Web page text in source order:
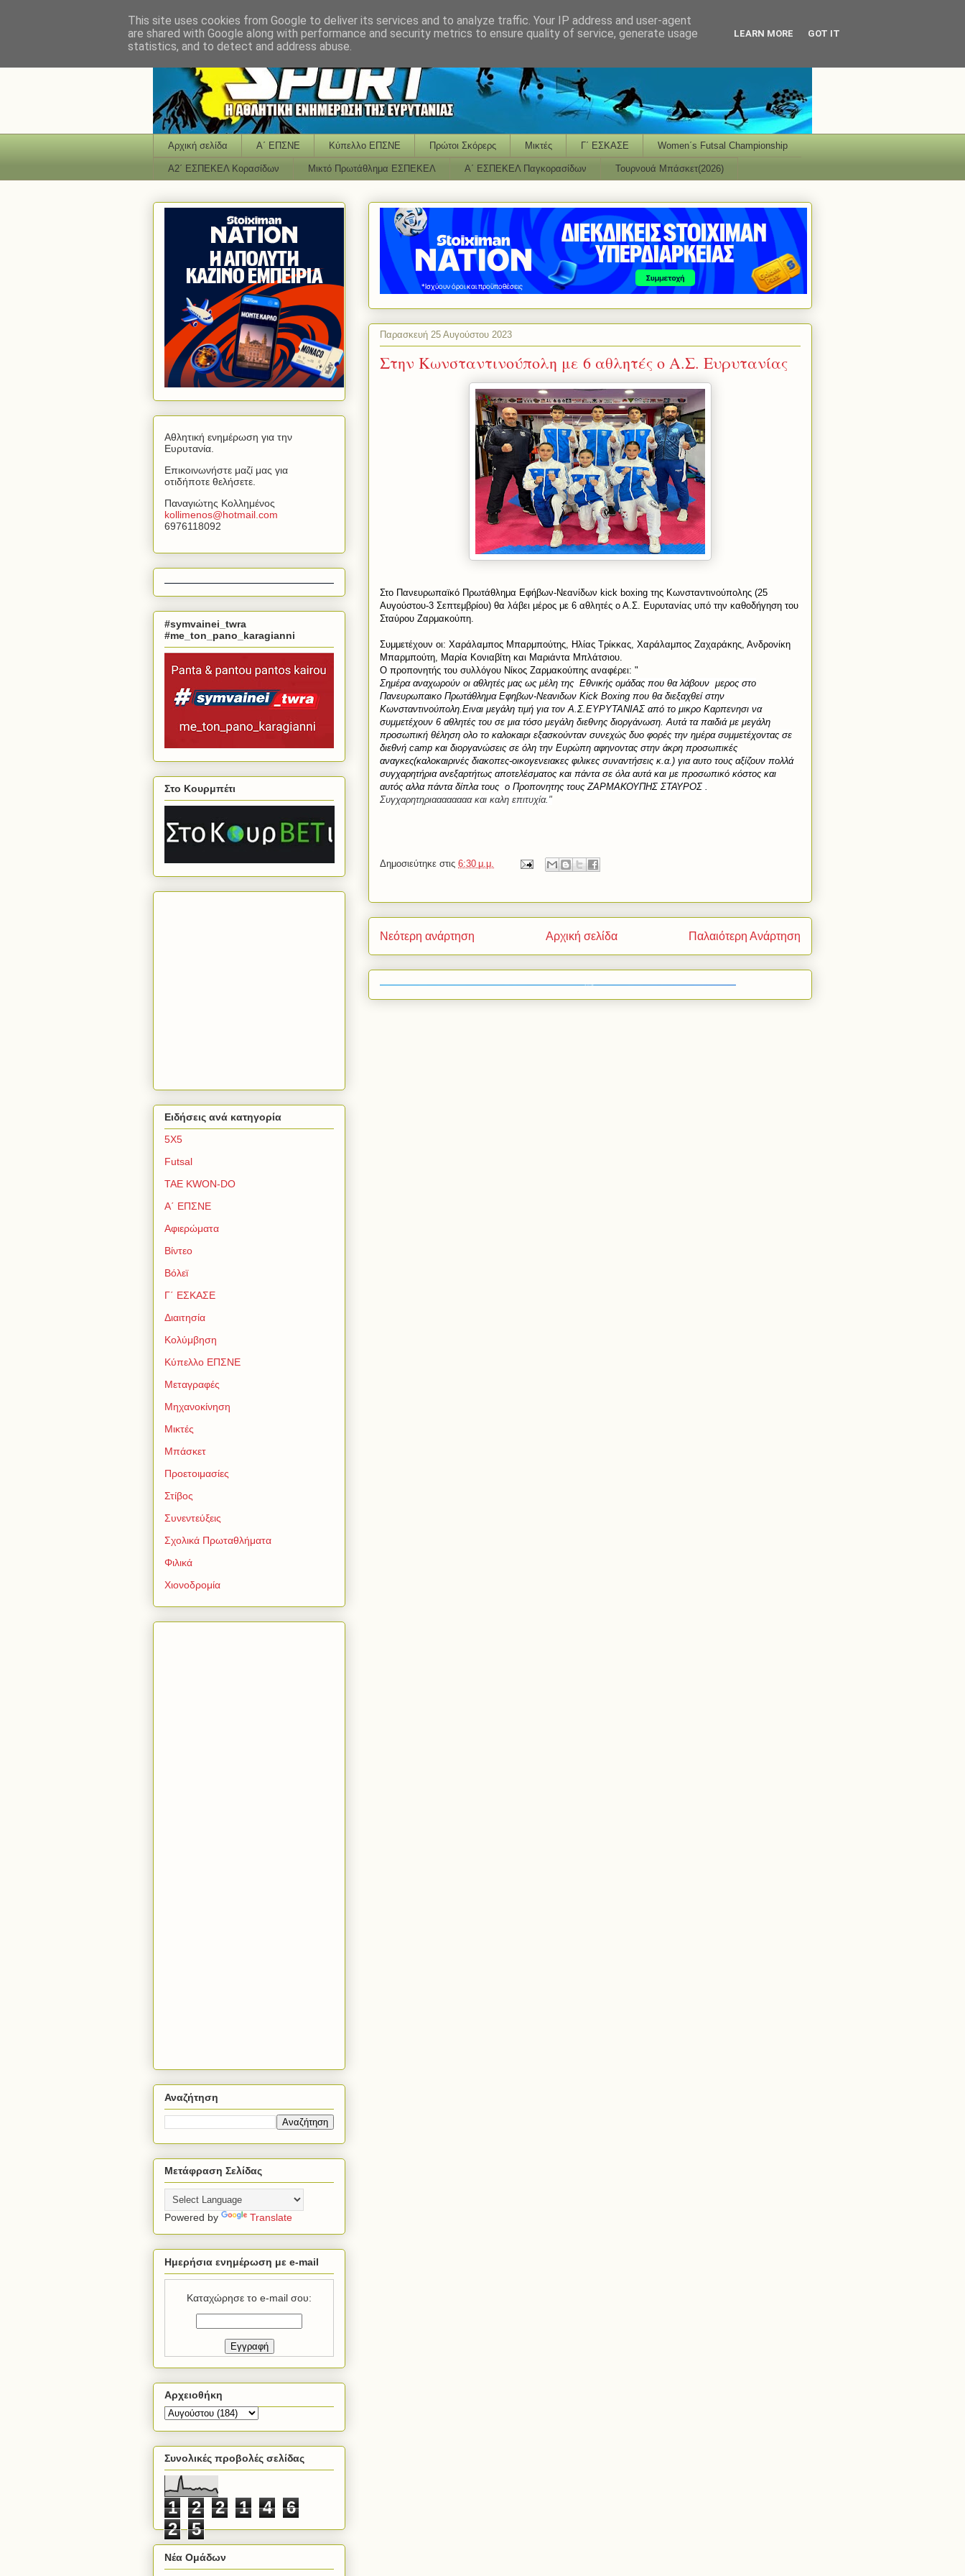
Αρχική σελίδα Α΄ ΕΠΣΝΕ Κύπελλο ΕΠΣΝΕ Πρώτοι Σκόρερς Μικτές Γ΄ ΕΣΚΑΣΕ Women΄s Futsal Championship
Α2΄ ΕΣΠΕΚΕΛ Κορασίδων Μικτό Πρωτάθλημα ΕΣΠΕΚΕΛ Α΄ ΕΣΠΕΚΕΛ Παγκορασίδων Τουρνουά Μπάσκετ(2026)
Παρασκευή 25 Αυγούστου 2023
Στην Κωνσταντινούπολη με 6 αθλητές ο Α.Σ. Ευρυτανίας
Στο Πανευρωπαϊκό Πρωτάθλημα Εφήβων-Νεανίδων kick boxing της Κωνσταντινούπολης (25
Αυγούστου-3 Σεπτεμβρίου) θα λάβει μέρος με 6 αθλητές ο Α.Σ. Ευρυτανίας υπό την καθοδήγηση του
Σταύρου Ζαρμακούπη.
Συμμετέχουν οι: Χαράλαμπος Μπαρμπούτης, Ηλίας Τρίκκας, Χαράλαμπος Ζαχαράκης, Ανδρονίκη
Μπαρμπούτη, Μαρία Κονιαβίτη και Μαριάντα Μπλάτσιου.
Ο προπονητής του συλλόγου Νίκος Ζαρμακούπης αναφέρει: "
Σημέρα αναχωρούν οι αθλητές μας ως μέλη της Εθνικής ομάδας που θα λάβουν μερος στο
Πανευρωπαικο Πρωτάθλημα Εφηβων-Νεανιδων Kick Boxing που θα διεξαχθεί στην
Κωνσταντινούπολη.Ειναι μεγάλη τιμή για τον Α.Σ.ΕΥΡΥΤΑΝΙΑΣ από το μικρο Καρπενησι να
συμμετέχουν 6 αθλητές του σε μια τόσο μεγάλη διεθνης διοργάνωση. Αυτά τα παιδιά με μεγάλη
προσωπική θέληση ολο το καλοκαιρι εξασκούνταν συνεχώς δυο φορές την ημέρα συμμετέχοντας σε
διεθνή camp και διοργανώσεις σε όλη την Ευρώπη αφηνοντας στην άκρη προσωπικές
αναγκες(καλοκαιρινές διακοπες-οικογενειακες φιλικες συναντήσεις κ.α.) για αυτο τους αξίζουν πολλά
συγχαρητήρια ανεξαρτήτως αποτελέσματος και πάντα σε όλα αυτά και με προσωπικό κόστος και
αυτός αλλα πάντα δίπλα τους ο Προπονητης τους ΖΑΡΜΑΚΟΥΠΗΣ ΣΤΑΥΡΟΣ .
Συγχαρητηριαααααααα και καλη επιτυχία."
Δημοσιεύτηκε στις 6:30 μ.μ.
Νεότερη ανάρτηση Παλαιότερη Ανάρτηση
Αρχική σελίδα
Αθλητική ενημέρωση για την
Ευρυτανία.
Επικοινωνήστε μαζί μας για
οτιδήποτε θελήσετε.
Παναγιώτης Κολλημένος
kollimenos@hotmail com
6976118092
#symvainei_twra
#me_ton_pano_karagianni
Στο Κουρμπέτι
Ειδήσεις ανά κατηγορία
5Χ5
Futsal
TAE KWON-DO
Α΄ ΕΠΣΝΕ
Αφιερώματα
Βίντεο
Βόλεϊ
Γ΄ ΕΣΚΑΣΕ
Διαιτησία
Κολύμβηση
Κύπελλο ΕΠΣΝΕ
Μεταγραφές
Μηχανοκίνηση
Μικτές
Μπάσκετ
Προετοιμασίες
Στίβος
Συνεντεύξεις
Σχολικά Πρωταθλήματα
Φιλικά
Χιονοδρομία
Αναζήτηση
Μετάφραση Σελίδας
Powered by Translate
Ημερήσια ενημέρωση με e-mail
Καταχώρησε το e-mail σου:
Αρχειοθήκη
Συνολικές προβολές σελίδας
1 2 2 1 4
6
2
5
Νέα Ομάδων
This site uses cookies from Google to deliver its services and to analyze traffic. Your IP address and user-agent
are shared with Google along with performance and security metrics to ensure quality of service, generate usage
statistics, and to detect and address abuse.
LEARN MORE GOT IT